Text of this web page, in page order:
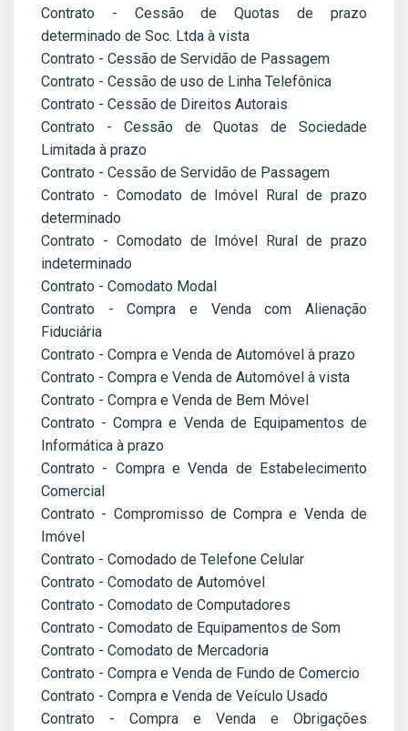
Contrato - Cessão de Quotas de prazo
determinado de Soc. Ltda à vista
Contrato - Cessão de Servidão de Passagem
Contrato - Cessão de uso de Linha Telefônica
Contrato - Cessão de Direitos Autorais
Contrato - Cessão de Quotas de Sociedade
Limitada à prazo
Contrato - Cessão de Servidão de Passagem
Contrato - Comodato de Imóvel Rural de prazo
determinado
Contrato - Comodato de Imóvel Rural de prazo
indeterminado
Contrato - Comodato Modal
Contrato - Compra e Venda com Alienação
Fiduciária
Contrato - Compra e Venda de Automóvel à prazo
Contrato - Compra e Venda de Automóvel à vista
Contrato - Compra e Venda de Bem Móvel
Contrato - Compra e Venda de Equipamentos de
Informática à prazo
Contrato - Compra e Venda de Estabelecimento
Comercial
Contrato - Compromisso de Compra e Venda de
Imóvel
Contrato - Comodado de Telefone Celular
Contrato - Comodato de Automóvel
Contrato - Comodato de Computadores
Contrato - Comodato de Equipamentos de Som
Contrato - Comodato de Mercadoria
Contrato - Compra e Venda de Fundo de Comercio
Contrato - Compra e Venda de Veículo Usado
Contrato - Compra e Venda e Obrigações